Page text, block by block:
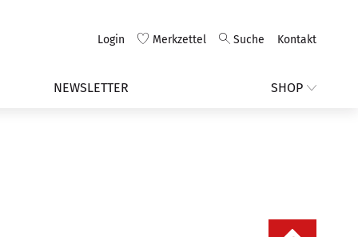
Login Merkzettel Suche Kontakt
NEWSLETTER SHOP